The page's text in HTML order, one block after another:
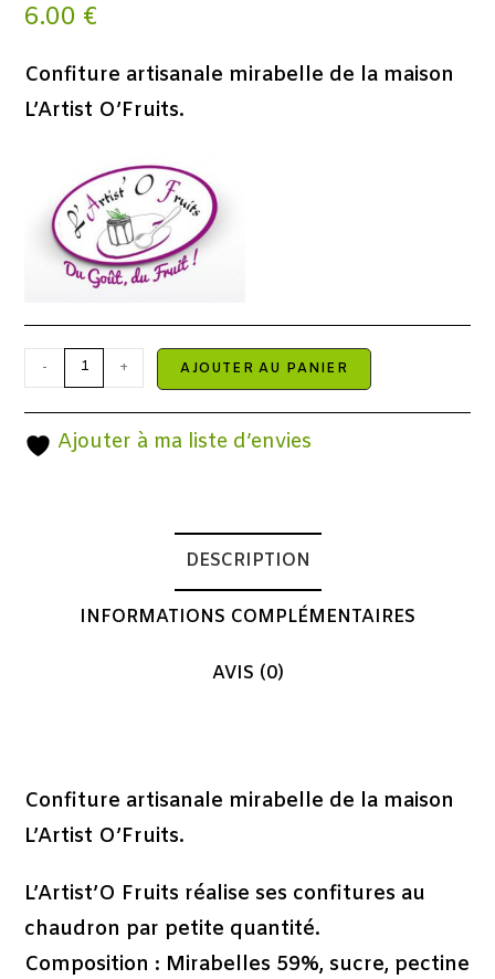
6.00 €
Confiture artisanale mirabelle de la maison
L’Artist O’Fruits.
- + AJOUTER AU PANIER
Ajouter à ma liste d’envies
DESCRIPTION
INFORMATIONS COMPLÉMENTAIRES
AVIS (0)
Confiture artisanale mirabelle de la maison
L’Artist O’Fruits.
L’Artist’O Fruits réalise ses confitures au
chaudron par petite quantité.
Composition : Mirabelles 59%, sucre, pectine